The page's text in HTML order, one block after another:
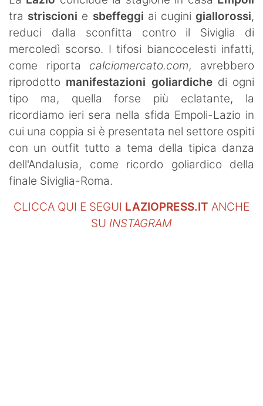
SHOP LAZIO
Contatti
tra striscioni e sbeffeggi ai cugini giallorossi,
reduci dalla sconfitta contro il Siviglia di
mercoledì scorso. I tifosi biancocelesti infatti,
come riporta calciomercato.com, avrebbero
riprodotto manifestazioni goliardichedi ogni
tipo ma, quella forse più eclatante, la
ricordiamo ieri sera nella sfida Empoli-Lazio in
cui una coppia si è presentata nel settore ospiti
con un outfit tutto a tema della tipica danza
dell'Andalusia, come ricordo goliardico della
finale Siviglia-Roma.
CLICCA QUI E SEGUI LAZIOPRESS.IT ANCHE
SU INSTAGRAM